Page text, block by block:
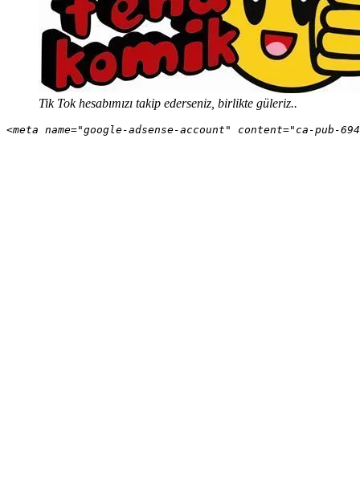
Tik Tok hesabımızı takip ederseniz, birlikte güleriz..
<meta name="google-adsense-account" content="ca-pub-